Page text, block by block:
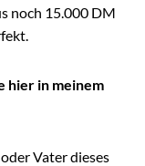
noch 15.000 DM
hier in meinem
Vater dieses